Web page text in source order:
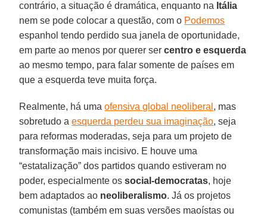
contrário, a situação é dramática, enquanto na Itália
nem se pode colocar a questão, com o Podemos
espanhol tendo perdido sua janela de oportunidade,
em parte ao menos por querer sercentro e esquerda
ao mesmo tempo, para falar somente de países em
que a esquerda teve muita força.
Realmente, há umaofensiva global neoliberal , mas
sobretudo aesquerda perdeu sua imaginação, seja
para reformas moderadas, seja para um projeto de
transformação mais incisivo. E houve uma
“estatalização” dos partidos quando estiveram no
poder, especialmente ossocial-democratas, hoje
bem adaptados ao neoliberalismo. Já os projetos
comunistas (também em suas versões maoístas ou